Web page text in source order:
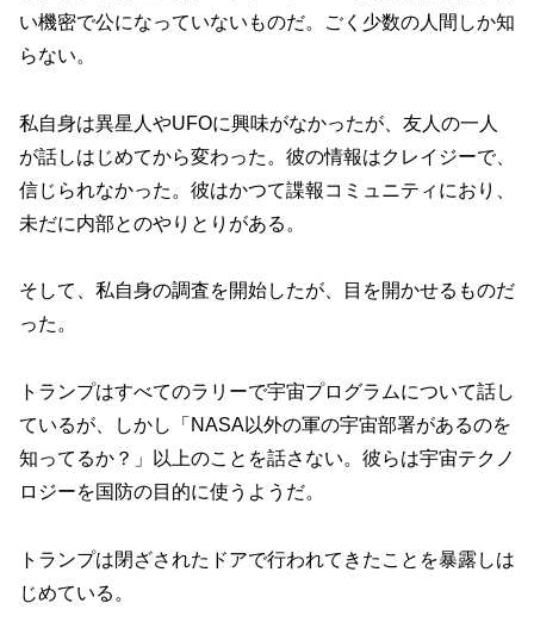
い機密で公になっていないものだ。ごく少数の人間しか知
らない。
私自身は異星人やUFOに興味がなかったが、友人の一人
が話しはじめてから変わった。彼の情報はクレイジーで、
信じられなかった。彼はかつて諜報コミュニティにおり、
未だに内部とのやりとりがある。
そして、私自身の調査を開始したが、目を開かせるものだ
った。
トランプはすべてのラリーで宇宙プログラムについて話し
ているが、しかし「NASA以外の軍の宇宙部署があるのを
知ってるか？」以上のことを話さない。彼らは宇宙テクノ
ロジーを国防の目的に使うようだ。
トランプは閉ざされたドアで行われてきたことを暴露しは
じめている。